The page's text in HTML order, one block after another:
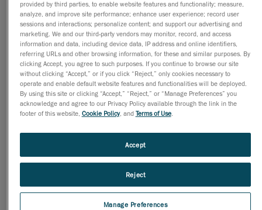
엔진 카. 이 자동차는 뛰어난 가시성과 공기 저항을 줄이
기 위해 랩 어라운드 형태를 적용하였으며 무게 중심 뒤
쪽인 차 측면에 대형 인터쿨러 흡입구 2개를 장착한 숏
오버행(Short Overhang) 디자인을 적용, 고속 안정성을
향상시켰습니다. 이 자동차는 하드탑이 주는 멋진 외관
과 로드스터 디자인이 특징입니다. 단 몇 분만에 루프가
차 안으로 감쪽같이 폴딩됩니다. Christian은 당시 존재
하지 않던 미드 엔진 자동차의 개념을 도입하여 마치 좋
은 와인처럼 시간이 흘러도 가치가 변하지 않는 외관의
자동차를 구현했습니다.
CC8S의 탄생
지금까지 제작된 모든 Koenigsegg 자동차에는
Christian이 처음에 추구했던 단순하지만 효과적인 DNA
provided by third parties, to enable website features and functionality; measure,
analyze, and improve site performance; enhance user experience; record user
sessions and interactions; personalize content; and support our advertising and
marketing. We and our third-party vendors may monitor, record, and access
information and data, including device data, IP address and online identifiers,
referring URLs and other browsing information, for these and similar purposes. By
clicking Accept, you agree to such purposes. If you continue to browse our site
without clicking “Accept,” or if you click “Reject,” only cookies necessary to
operate and enable default website features and functionalities will be deployed.
By using this site or clicking “Accept,” “Reject,” or “Manage Preferences” you
acknowledge and agree to our Privacy Policy available through the link in the
footer of this website, Cookie Policy, and Terms of Use.
Manage Preferences
Reject
Accept